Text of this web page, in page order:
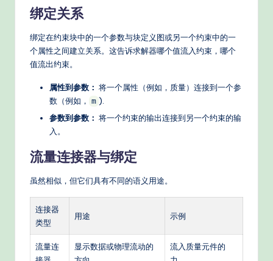
绑定关系
绑定在约束块中的一个参数与块定义图或另一个约束中的一
个属性之间建立关系。这告诉求解器哪个值流入约束，哪个
值流出约束。
属性到参数： 将一个属性（例如，质量）连接到一个参
数（例如， m ).
参数到参数： 将一个约束的输出连接到另一个约束的输
入。
流量连接器与绑定
虽然相似，但它们具有不同的语义用途。
连接器
类型
用途 示例
流量连
显示数据或物理流动的
流入质量元件的